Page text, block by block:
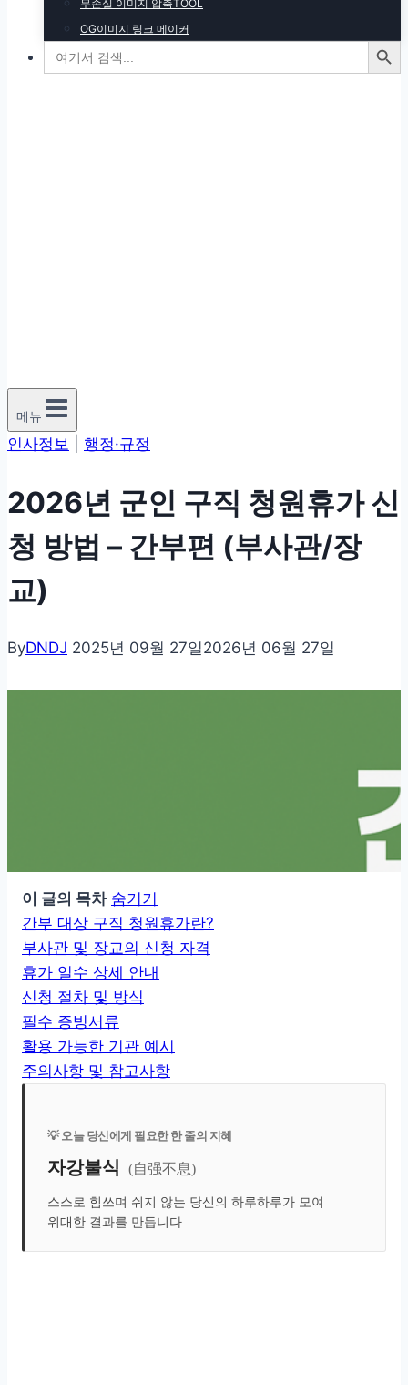
무손실 이미지 압축TOOL
OG이미지 링크 메이커
검
색:
검색 버튼
메뉴
인사정보 행정·규정
2026년 군인 구직 청원휴가 신
청 방법 – 간부편 (부사관/장
교)
ByDNDJ 2025년 09월 27일2026년 06월 27일
이 글의 목차 숨기기
간부 대상 구직 청원휴가란?
부사관 및 장교의 신청 자격
휴가 일수 상세 안내
신청 절차 및 방식
필수 증빙서류
활용 가능한 기관 예시
주의사항 및 참고사항
💡 오늘 당신에게 필요한 한 줄의 지혜
자강불식 (自强不息)
스스로 힘쓰며 쉬지 않는 당신의 하루하루가 모여
위대한 결과를 만듭니다.